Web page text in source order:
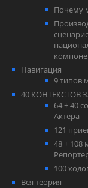
Почему
Навигация
9 типов
40 КОНТЕКСТОВ
64 + 40
Актера
121
48 + 108
100
Вся теория